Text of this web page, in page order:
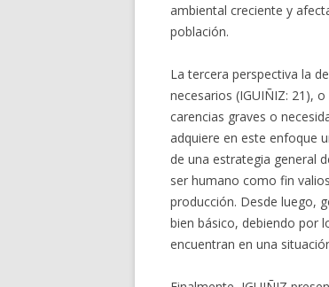
ambiental creciente y
población.
La tercera perspectiva la
necesarios (IGUIÑIZ: 21),
carencias graves o
adquiere en este enfoque
de una estrategia general
ser humano como fin
producción. Desde luego,
bien básico, debiendo por
encuentran en una